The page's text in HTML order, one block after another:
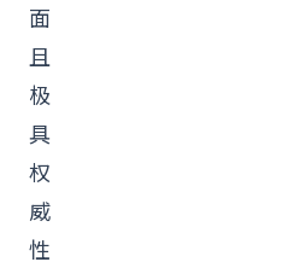
面
且
极
具
权
威
性